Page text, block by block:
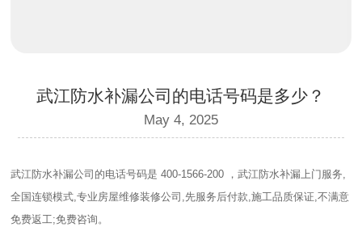
武江防水补漏公司的电话号码是多少？
May 4, 2025
武江防水补漏公司的电话号码是 400-1566-200 ，武江防水补漏上门服务,
全国连锁模式,专业房屋维修装修公司,先服务后付款,施工品质保证,不满意
免费返工;免费咨询。